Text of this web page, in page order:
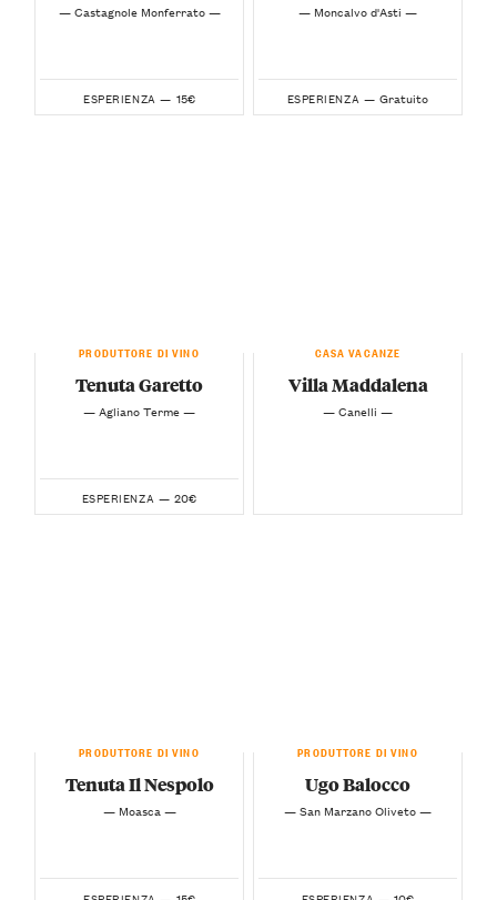
— Castagnole Monferrato —
ESPERIENZA — 15€
— Moncalvo d'Asti —
ESPERIENZA — Gratuito
PRODUTTORE DI VINO
Tenuta Garetto
— Agliano Terme —
ESPERIENZA — 20€
CASA VACANZE
Villa Maddalena
— Canelli —
PRODUTTORE DI VINO
Tenuta Il Nespolo
— Moasca —
PRODUTTORE DI VINO
Ugo Balocco
— San Marzano Oliveto —